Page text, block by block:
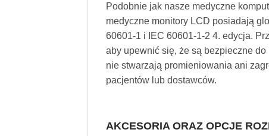
Podobnie jak nasze medyczne
medyczne monitory LCD posiadają
60601-1 i IEC 60601-1-2 4. edycja.
aby upewnić się, że są bezpieczne
nie stwarzają promieniowania ani
pacjentów lub dostawców.
AKCESORIA ORAZ OPCJE